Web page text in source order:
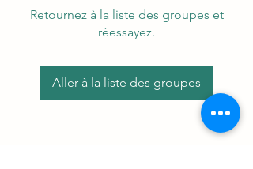
Retournez à la liste des groupes et
réessayez.
Aller à la liste des groupes